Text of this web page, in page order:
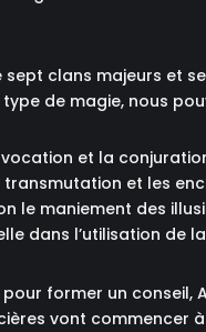
clans majeurs et
de magie, nous
et la
et les
le maniement des
dans l’utilisation de
former un
vont